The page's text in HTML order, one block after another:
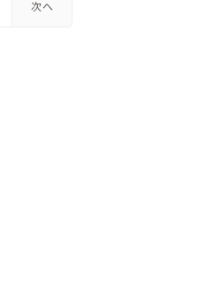
次へ